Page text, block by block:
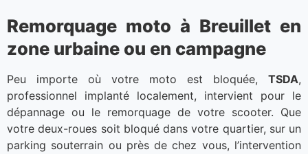
Remorquage moto à Breuillet en
zone urbaine ou en campagne
Peu importe où votre moto est bloquée, TSDA,
professionnel implanté localement, intervient pour le
dépannage ou le remorquage de votre scooter. Que
votre deux-roues soit bloqué dans votre quartier, sur un
parking souterrain ou près de chez vous, l’intervention